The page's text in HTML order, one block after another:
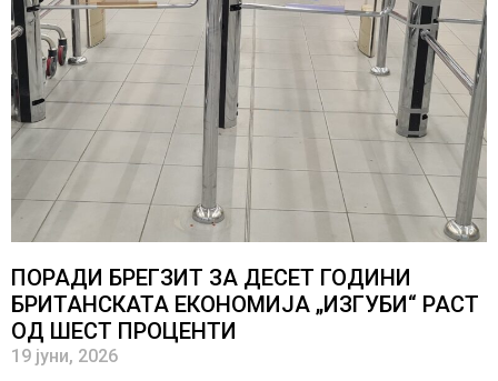
ПОРАДИ БРЕГЗИТ ЗА ДЕСЕТ ГОДИНИ
БРИТАНСКАТА ЕКОНОМИЈА „ИЗГУБИ“ РАСТ
ОД ШЕСТ ПРОЦЕНТИ
19 јуни, 2026